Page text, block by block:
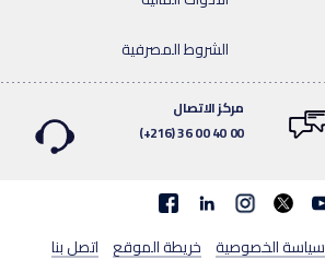
الشروط المصرفية
مركز الاتصال
(+216) 36 00 40 00
Facebooklinkedin
اتصل بنا خريطة الموقع سياسة الخصوصية